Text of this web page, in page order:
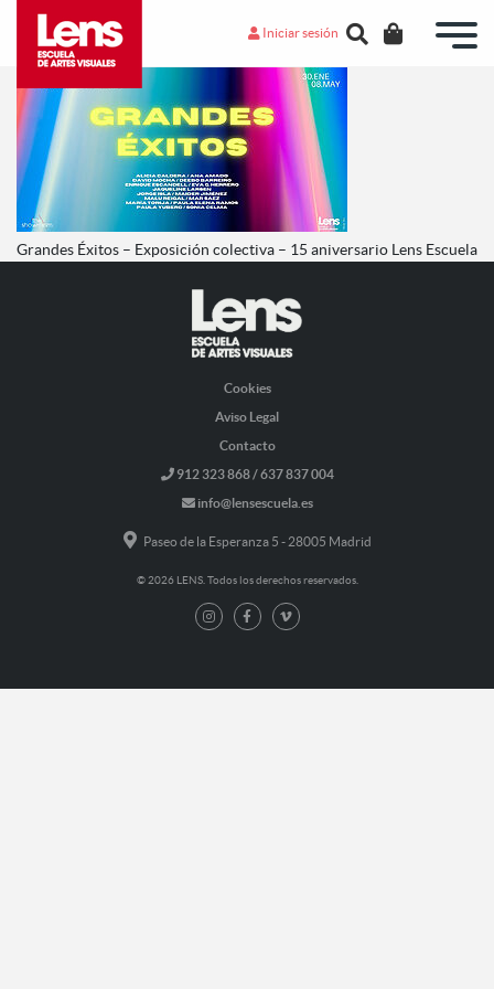
Iniciar sesión
Grandes Éxitos – Exposición colectiva – 15 aniversario Lens Escuela
Cookies
Aviso Legal
Contacto
912 323 868 / 637 837 004
info@lensescuela.es
Paseo de la Esperanza 5 - 28005 Madrid
© 2026 LENS. Todos los derechos reservados.